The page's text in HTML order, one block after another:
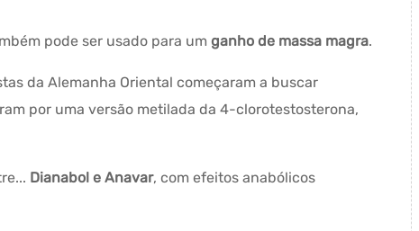
pode ser usado para um ganho de massa magra.
da Alemanha Oriental começaram a buscar
por uma versão metilada da 4-clorotestosterona,
Dianabol e Anavar, com efeitos anabólicos